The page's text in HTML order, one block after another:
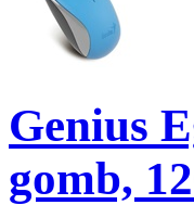
Genius
gomb,